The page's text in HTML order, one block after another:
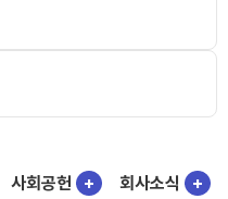
사회공헌 + 회사소식 +